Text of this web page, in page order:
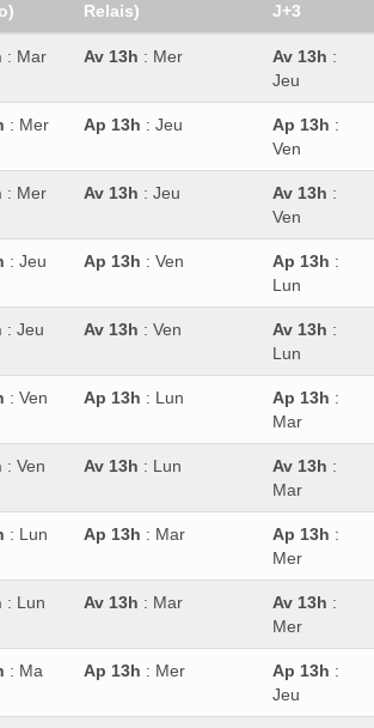
Relais)
J+3
: Mar Av 13h : Mer Av 13h :
Jeu
: Mer Ap 13h : Jeu Ap 13h :
Ven
: Mer Av 13h : Jeu Av 13h :
Ven
: Jeu Ap 13h : Ven Ap 13h :
Lun
: Jeu Av 13h : Ven Av 13h :
Lun
: Ven Ap 13h : Lun Ap 13h :
Mar
: Ven Av 13h : Lun Av 13h :
Mar
: Lun Ap 13h : Mar Ap 13h :
Mer
: Lun Av 13h : Mar Av 13h :
Mer
: Ma Ap 13h : Mer Ap 13h :
Jeu